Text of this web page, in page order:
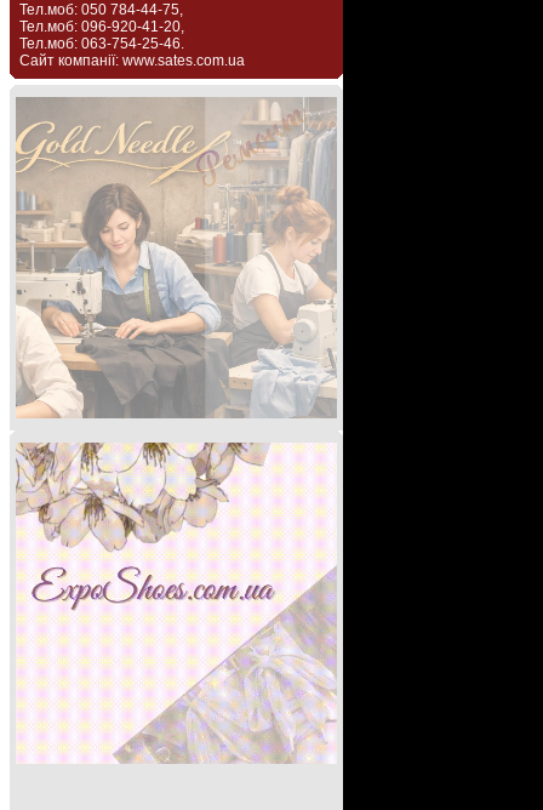
Тел.моб: 050 784-44-75,
Тел.моб: 096-920-41-20,
Тел.моб: 063-754-25-46.
Сайт компанії: www.sates.com.ua